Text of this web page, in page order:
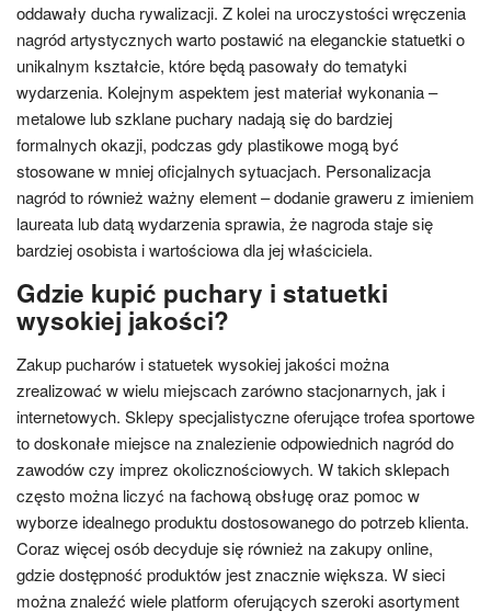
oddawały ducha rywalizacji. Z kolei na uroczystości wręczenia
nagród artystycznych warto postawić na eleganckie statuetki o
unikalnym kształcie, które będą pasowały do tematyki
wydarzenia. Kolejnym aspektem jest materiał wykonania –
metalowe lub szklane puchary nadają się do bardziej
formalnych okazji, podczas gdy plastikowe mogą być
stosowane w mniej oficjalnych sytuacjach. Personalizacja
nagród to również ważny element – dodanie graweru z imieniem
laureata lub datą wydarzenia sprawia, że nagroda staje się
bardziej osobista i wartościowa dla jej właściciela.
Gdzie kupić puchary i statuetki
wysokiej jakości?
Zakup pucharów i statuetek wysokiej jakości można
zrealizować w wielu miejscach zarówno stacjonarnych, jak i
internetowych. Sklepy specjalistyczne oferujące trofea sportowe
to doskonałe miejsce na znalezienie odpowiednich nagród do
zawodów czy imprez okolicznościowych. W takich sklepach
często można liczyć na fachową obsługę oraz pomoc w
wyborze idealnego produktu dostosowanego do potrzeb klienta.
Coraz więcej osób decyduje się również na zakupy online,
gdzie dostępność produktów jest znacznie większa. W sieci
można znaleźć wiele platform oferujących szeroki asortyment